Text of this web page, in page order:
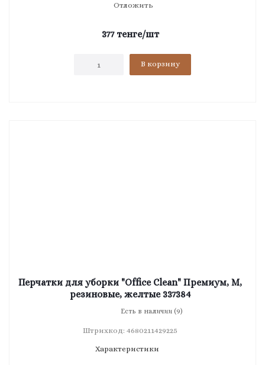
Отложить
377тенге/шт
В корзину
Перчатки для уборки "Office Clean" Премиум, M,
резиновые, желтые 337384
Есть в наличии (9)
Штрихкод: 4680211429225
Характеристики